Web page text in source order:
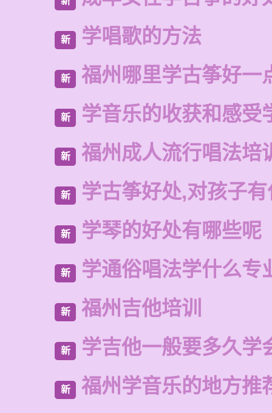
新 学唱歌的方法
新 福州哪里学古筝好一
新 学音乐的收获和感受
新 福州成人流行唱法培
新 学古筝好处,对孩子
新 学琴的好处有哪些呢
新 学通俗唱法学什么专
新 福州吉他培训
新 学吉他一般要多久学
新 福州学音乐的地方推